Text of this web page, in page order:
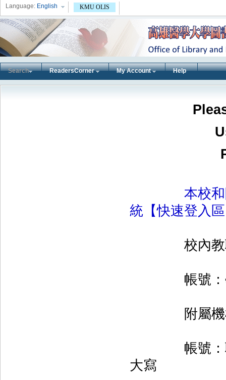
Language: English KMU OLIS
Search ReadersCorner My Account Help
本校和附屬
統【快速登入
校內教職
帳號：學號
附屬機構醫
帳號：職號
大寫